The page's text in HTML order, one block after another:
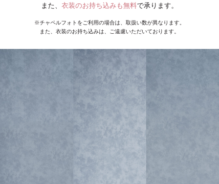
また、 衣装のお持ち込みも無料で承ります。
※チャペルフォトをご利用の場合は、取扱い数が異なります。
また、衣装のお持ち込みは、ご遠慮いただいております。